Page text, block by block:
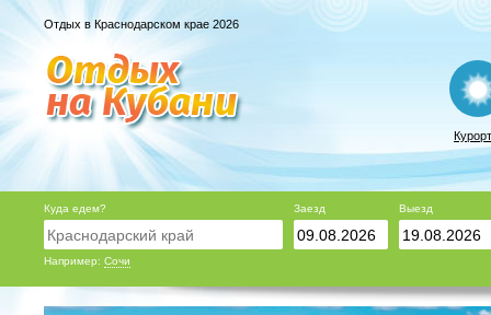
Отдых в Краснодарском крае 2026
Куда едем?
Например: Сочи
Заезд Выезд